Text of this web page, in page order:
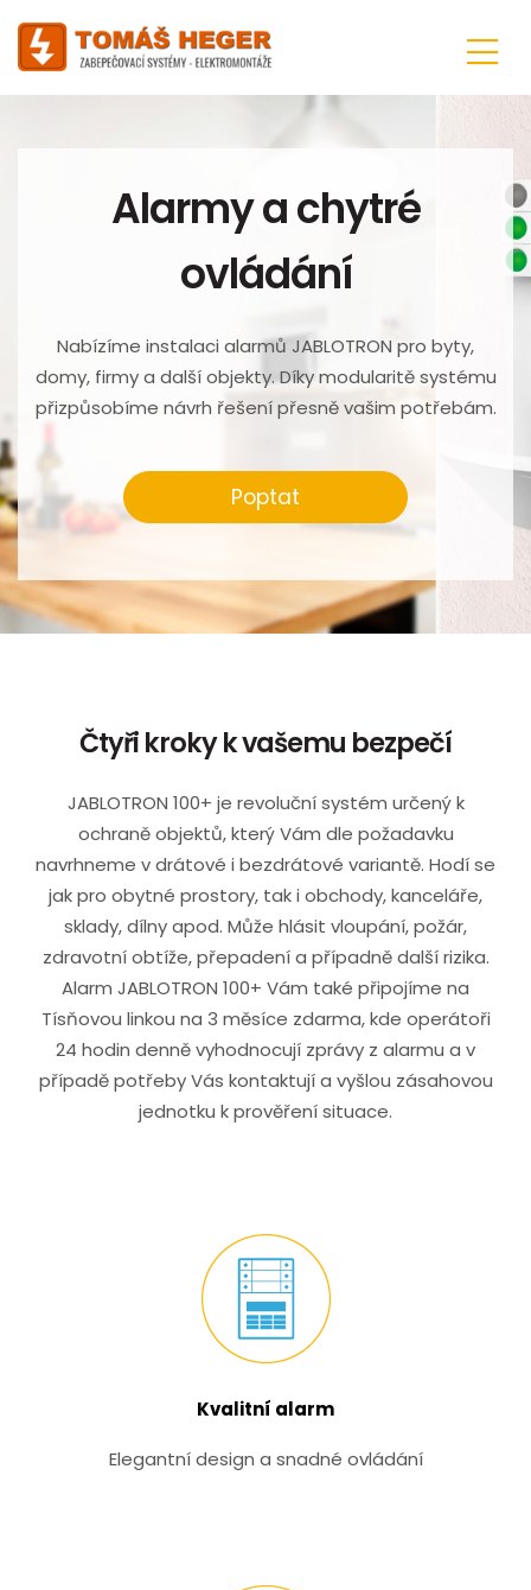
Alarmy a chytré
ovládání
Nabízíme instalaci alarmů JABLOTRON pro byty,
domy, firmy a další objekty. Díky modularitě systému
přizpůsobíme návrh řešení přesně vašim potřebám.
Poptat
Čtyři kroky k vašemu bezpečí
JABLOTRON 100+ je revoluční systém určený k
ochraně objektů, který Vám dle požadavku
navrhneme v drátové i bezdrátové variantě. Hodí se
jak pro obytné prostory, tak i obchody, kanceláře,
sklady, dílny apod. Může hlásit vloupání, požár,
zdravotní obtíže, přepadení a případně další rizika.
Alarm JABLOTRON 100+ Vám také připojíme na
Tísňovou linkou na 3 měsíce zdarma, kde operátoři
24 hodin denně vyhodnocují zprávy z alarmu a v
případě potřeby Vás kontaktují a vyšlou zásahovou
jednotku k prověření situace.
Kvalitní alarm
Elegantní design a snadné ovládání